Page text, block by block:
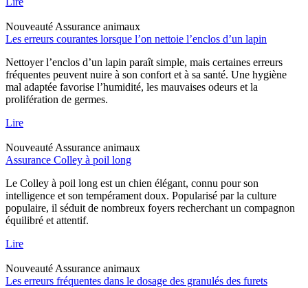
Nouveauté Assurance animaux
Les erreurs courantes lorsque l’on nettoie l’enclos d’un lapin
Nettoyer l’enclos d’un lapin paraît simple, mais certaines erreurs
fréquentes peuvent nuire à son confort et à sa santé. Une hygiène
mal adaptée favorise l’humidité, les mauvaises odeurs et la
prolifération de germes.
Lire
Nouveauté Assurance animaux
Assurance Colley à poil long
Le Colley à poil long est un chien élégant, connu pour son
intelligence et son tempérament doux. Popularisé par la culture
populaire, il séduit de nombreux foyers recherchant un compagnon
équilibré et attentif.
Lire
Nouveauté Assurance animaux
Les erreurs fréquentes dans le dosage des granulés des furets